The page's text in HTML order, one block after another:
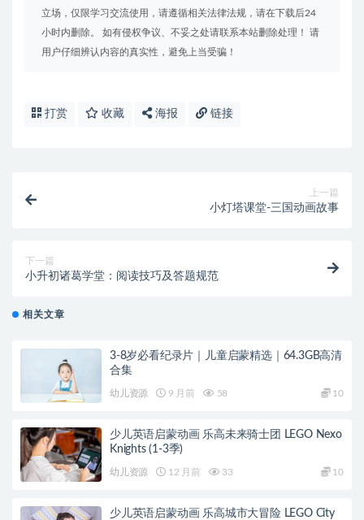
立场，仅限学习交流使用，请遵循相关法律法规，请在下载后24
小时内删除。 如有侵权争议、不妥之处请联系本站删除处理！ 请
用户仔细辨认内容的真实性，避免上当受骗！
打赏 收藏 海报 链接
上一篇
小灯塔课堂-三国动画故事
下一篇
小升初诸葛学堂：阅读技巧及答题规范
相关文章
3-8岁必看纪录片｜儿童启蒙精选｜64.3GB高清
合集
幼儿资源 9 月前 58 10
少儿英语启蒙动画 乐高未来骑士团 LEGO Nexo
Knights (1-3季)
幼儿资源 12 月前 33 10
少儿英语启蒙动画 乐高城市大冒险 LEGO City